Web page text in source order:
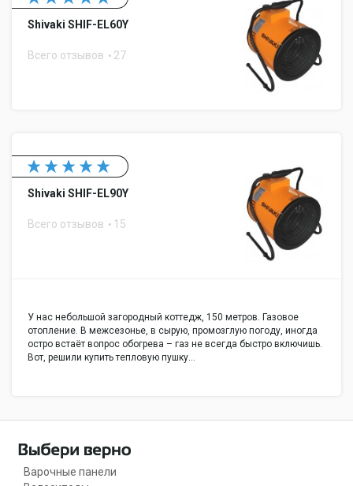
Shivaki SHIF-EL60Y
Всего отзывов 27
Shivaki SHIF-EL90Y
Всего отзывов 15
У нас небольшой загородный коттедж, 150 метров. Газовое
отопление. В межсезонье, в сырую, промозглую погоду, иногда
остро встаёт вопрос обогрева – газ не всегда быстро включишь.
Вот, решили купить тепловую пушку…
Варочные панели